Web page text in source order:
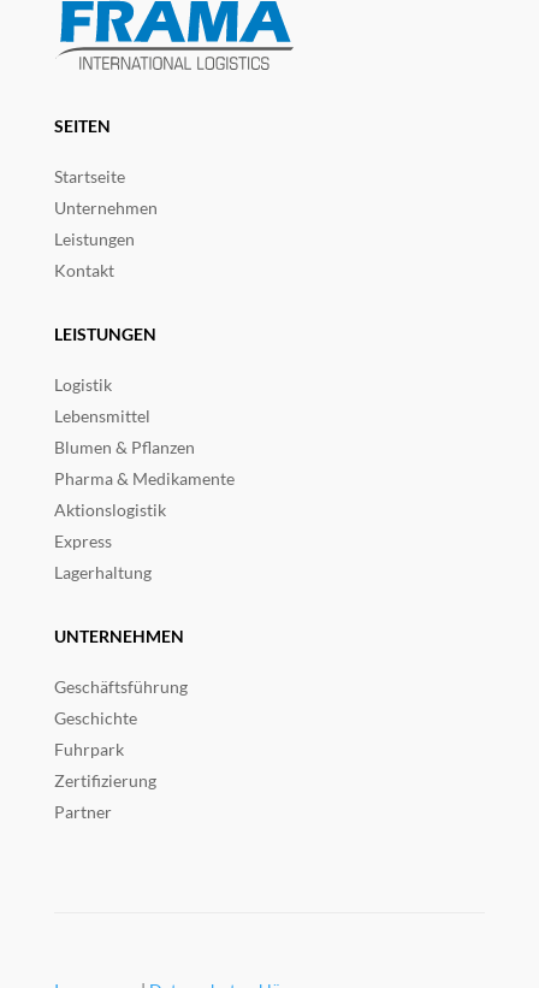
SEITEN
Startseite
Unternehmen
Leistungen
Kontakt
LEISTUNGEN
Logistik
Lebensmittel
Blumen & Pflanzen
Pharma & Medikamente
Aktionslogistik
Express
Lagerhaltung
UNTERNEHMEN
Geschäftsführung
Geschichte
Fuhrpark
Zertifizierung
Partner